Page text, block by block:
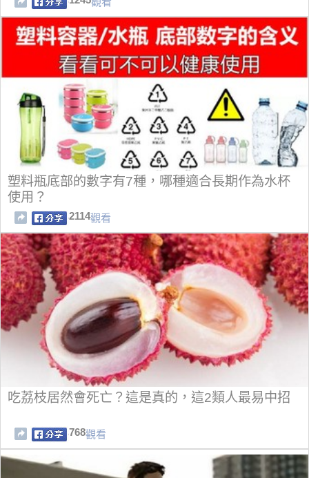
塑料瓶底部的數字有7種，哪種適合長期作為水杯
使用？
2114觀看
吃荔枝居然會死亡？這是真的，這2類人最易中招
768觀看